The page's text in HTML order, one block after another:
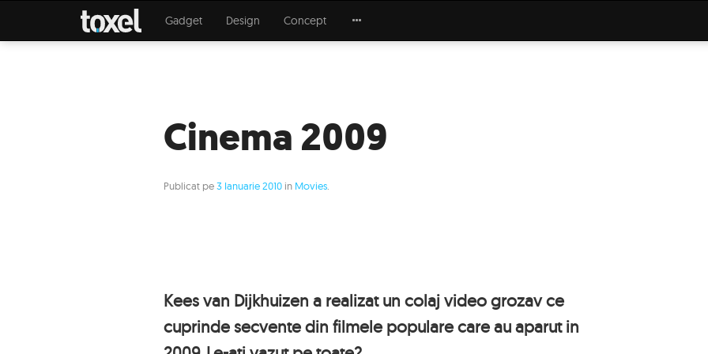
Gadget Design Concept
Cinema 2009
Publicat pe3 Ianuarie 2010 in Movies
Kees van Dijkhuizen a realizat un colaj video grozav ce
cuprinde secvente din filmele populare care au aparut in